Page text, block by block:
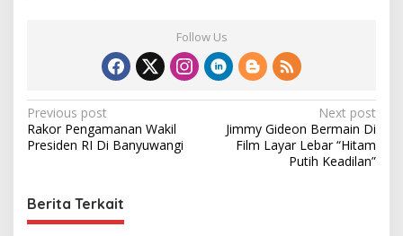
Follow Us
P
o
t
n
Previous post
Rakor Pengamanan Wakil
Presiden RI Di Banyuwangi
Next post
Jimmy Gideon Bermain Di
Film Layar Lebar “Hitam
Putih Keadilan”
Berita Terkait